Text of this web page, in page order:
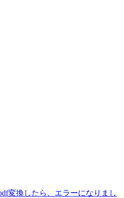
変換したら、エラーになりまし